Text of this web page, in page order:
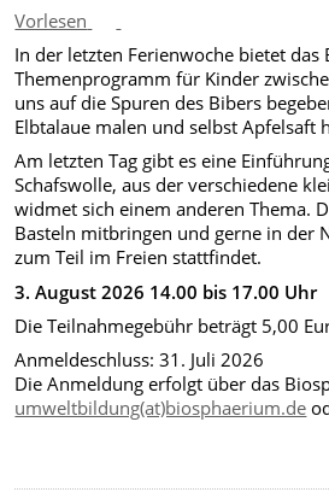
Vorlesen
In der letzten Ferienwoche bietet das
Themenprogramm für Kinder
uns auf die Spuren des Bibers
Elbtalaue malen und selbst Apfelsaft
Am letzten Tag gibt es eine
Schafswolle, aus der verschiedene
widmet sich einem anderen Thema.
Basteln mitbringen und gerne in der
zum Teil im Freien stattfindet.
3. August 2026 14.00 bis 17.00 Uhr
Die Teilnahmegebühr beträgt 5,00
Anmeldeschluss: 31. Juli 2026
Die Anmeldung erfolgt über das
umweltbildung(at)biosphaerium.de